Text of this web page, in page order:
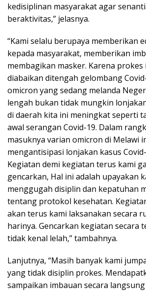
kedisiplinan masyarakat agar
beraktivitas,” jelasnya.
“Kami selalu berupaya memberikan
kepada masyarakat, memberikan
membagikan masker. Karena
diabaikan ditengah gelombang
omicron yang sedang melanda
lengah bukan tidak mungkin
di daerah kita ini meningkat seperti
awal serangan Covid-19. Dalam
masuknya varian omicron di Melawi
mengantisipasi lonjakan kasus
Kegiatan demi kegiatan terus kami
gencarkan, Hal ini adalah upayakan
menggugah disiplin dan kepatuhan
tentang protokol kesehatan.
akan terus kami laksanakan secara
harinya. Gencarkan kegiatan secara
tidak kenal lelah,” tambahnya.
Lanjutnya, “Masih banyak kami
yang tidak disiplin prokes.
sampaikan imbauan secara